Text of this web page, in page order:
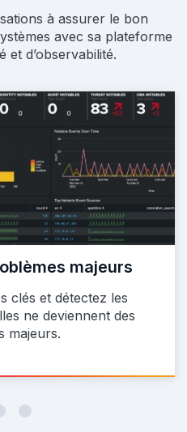
à assurer le bon
avec sa plateforme
et d’observabilité.
majeurs
clés et détectez les
ne deviennent des
majeurs.